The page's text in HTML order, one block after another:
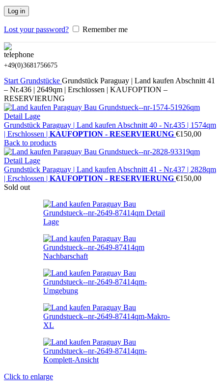
Log in
Lost your password? Remember me
+49(0)3681756675
Start Grundstücke Grundstück Paraguay | Land kaufen Abschnitt 41
– Nr.436 | 2649qm | Erschlossen | KAUFOPTION –
RESERVIERUNG
Grundstück Paraguay | Land kaufen Abschnitt 40 - Nr.435 | 1574qm
| Erschlossen | KAUFOPTION - RESERVIERUNG €150,00
Back to products
Grundstück Paraguay | Land kaufen Abschnitt 41 - Nr.437 | 2828qm
| Erschlossen | KAUFOPTION - RESERVIERUNG €150,00
Sold out
Click to enlarge